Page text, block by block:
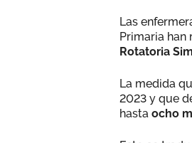
Las
Primaria han
Rotatoria
La medida
2023 y que
hasta ocho